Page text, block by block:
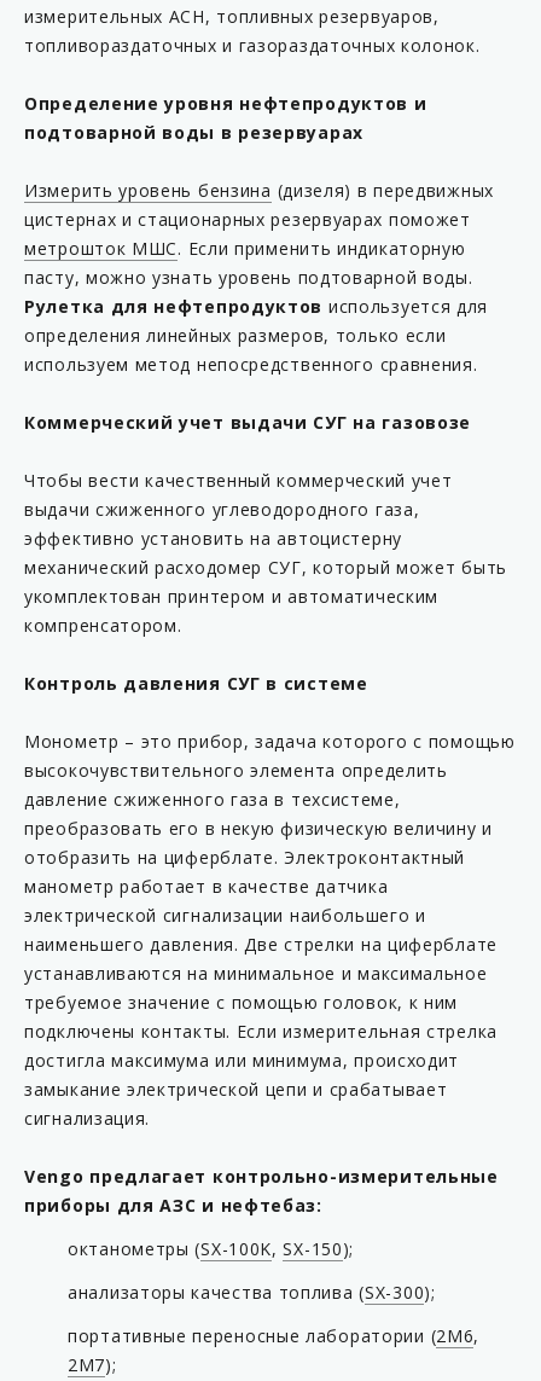
измерительных АСН, топливных резервуаров,
топливораздаточных и газораздаточных колонок.
Определение уровня нефтепродуктов и
подтоварной воды в резервуарах
Измерить уровень бензина (дизеля) в передвижных
цистернах и стационарных резервуарах поможет
метрошток МШС. Если применить индикаторную
пасту, можно узнать уровень подтоварной воды.
Рулетка для нефтепродуктов используется для
определения линейных размеров, только если
используем метод непосредственного сравнения.
Коммерческий учет выдачи СУГ на газовозе
Чтобы вести качественный коммерческий учет
выдачи сжиженного углеводородного газа,
эффективно установить на автоцистерну
механический расходомер СУГ, который может быть
укомплектован принтером и автоматическим
компренсатором.
Контроль давления СУГ в системе
Монометр – это прибор, задача которого с помощью
высокочувствительного элемента определить
давление сжиженного газа в техсистеме,
преобразовать его в некую физическую величину и
отобразить на циферблате. Электроконтактный
манометр работает в качестве датчика
электрической сигнализации наибольшего и
наименьшего давления. Две стрелки на циферблате
устанавливаются на минимальное и максимальное
требуемое значение с помощью головок, к ним
подключены контакты. Если измерительная стрелка
достигла максимума или минимума, происходит
замыкание электрической цепи и срабатывает
сигнализация.
Vengo предлагает контрольно-измерительные
приборы для АЗС и нефтебаз:
октанометры (SX-100K,SX-150);
анализаторы качества топлива (SX-300);
портативные переносные лаборатории (2М6,
2М7);